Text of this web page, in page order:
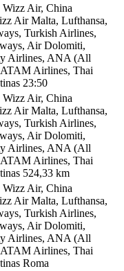
Air, China
Air Malta, Lufthansa,
Turkish Airlines,
Air Dolomiti,
Airlines, ANA (All
Airlines, Thai
23:50
Air, China
Air Malta, Lufthansa,
Turkish Airlines,
Air Dolomiti,
Airlines, ANA (All
Airlines, Thai
524,33 km
Air, China
Air Malta, Lufthansa,
Turkish Airlines,
Air Dolomiti,
Airlines, ANA (All
Airlines, Thai
Roma